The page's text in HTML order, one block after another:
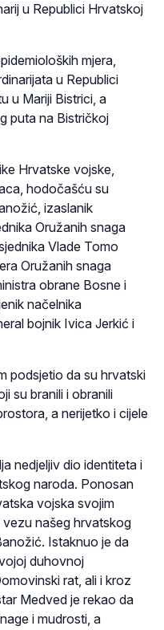
u Republici Hrvatskoj
mjera,
u Republici
u Mariji Bistrici, a
puta na Bistričkoj
Hrvatske vojske,
hodočašću su
izaslanik
Oružanih snaga
Vlade Tomo
Oružanih snaga
obrane Bosne i
načelnika
bojnik Ivica Jerkić i
podsjetio da su hrvatski
su branili i obranili
a nerijetko i cijele
nedjeljiv dio identiteta i
naroda. Ponosan
vojska svojim
našeg hrvatskog
Istaknuo je da
duhovnoj
rat, ali i kroz
Medved je rekao da
i mudrosti, a